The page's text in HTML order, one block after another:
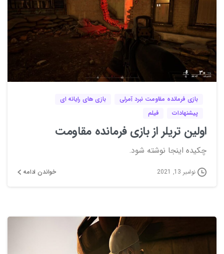
بازی فرمانده مقاومت نبرد آمرلی
بازی های رایانه ای
پیشنهادات
فیلم
اولین تریلر از بازی فرمانده مقاومت
چکیده اینجا نوشته شود.
نوامبر 13, 2021 خواندن ادامه